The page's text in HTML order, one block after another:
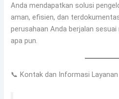
Anda mendapatkan solusi
aman, efisien, dan
perusahaan Anda berjalan
apa pun.
📞 Kontak dan Informasi Layanan